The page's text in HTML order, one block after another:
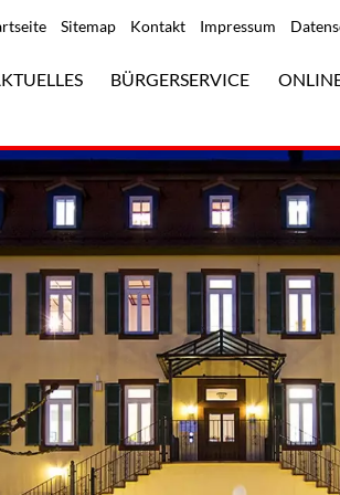
Sitemap Kontakt Impressum
BÜRGERSERVICE